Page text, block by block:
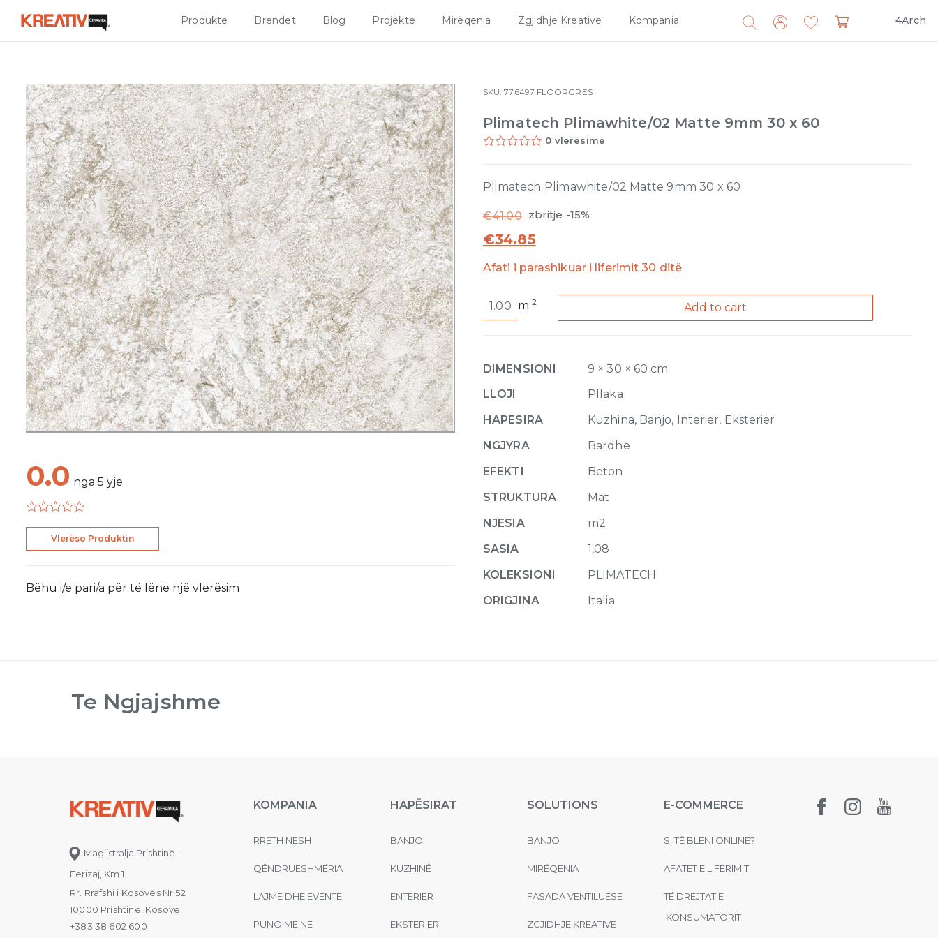
Produkte Brendet Blog Projekte Mirëqenia Zgjidhje Kreative Kompania 4Arch
Search
for:
0.0 nga 5 yje
Vlerëso Produktin
Bëhu i/e pari/a për të lënë një vlerësim
SKU:776497 FLOORGRES
Plimatech Plimawhite/02 Matte 9mm 30 x 60
0 vlerësime
Plimatech Plimawhite/02 Matte 9mm 30 x 60
€41.00 zbritje -15%
€34.85
Afati i parashikuar i liferimit 30 ditë
Plimawhite/02
x
60
m2 Add to cart
DIMENSIONI
9 × 30 × 60 cm
LLOJI
Pllaka
HAPESIRA
Kuzhina, Banjo, Interier, Eksterier
NGJYRA
Bardhe
EFEKTI
Beton
STRUKTURA
Mat
NJESIA
m2
SASIA
1,08
KOLEKSIONI
PLIMATECH
ORIGJINA
Italia
Te Ngjajshme
Magjistralja Prishtinë -
Ferizaj, Km 1
Rr. Rrafshi i Kosovës Nr.52
10000 Prishtinë, Kosovë
+383 38 602 600
KOMPANIA
RRETH NESH
QËNDRUESHMËRIA
LAJME DHE EVENTE
PUNO ME NE
HAPËSIRAT
BANJO
KUZHINË
ENTERIER
EKSTERIER
SOLUTIONS
BANJO
MIRËQENIA
FASADA VENTILUESE
ZGJIDHJE KREATIVE
E-COMMERCE
SI TË BLENI ONLINE?
AFATET E LIFERIMIT
TË DREJTAT E
KONSUMATORIT